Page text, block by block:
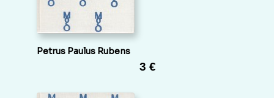
Petrus Paulus Rubens
3 €